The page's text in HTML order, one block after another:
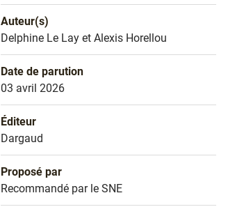
Auteur(s)
Nom de l'auteur
Delphine Le Lay et Alexis Horellou
Date de parution
Date de parution
03 avril 2026
Éditeur
Éditeur
Dargaud
Proposé par
Sélection
Recommandé par le SNE